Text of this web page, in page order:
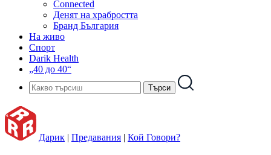
Connected
Денят на храбростта
Бранд България
На живо
Спорт
Darik Health
„40 до 40“
Дарик | Предавания | Кой Говори?